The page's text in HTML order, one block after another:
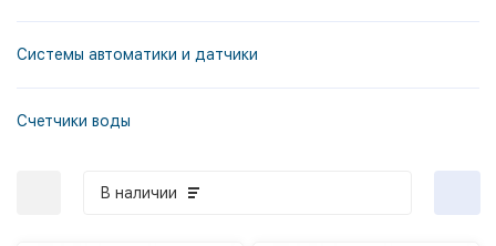
Системы автоматики и датчики
Счетчики воды
В наличии